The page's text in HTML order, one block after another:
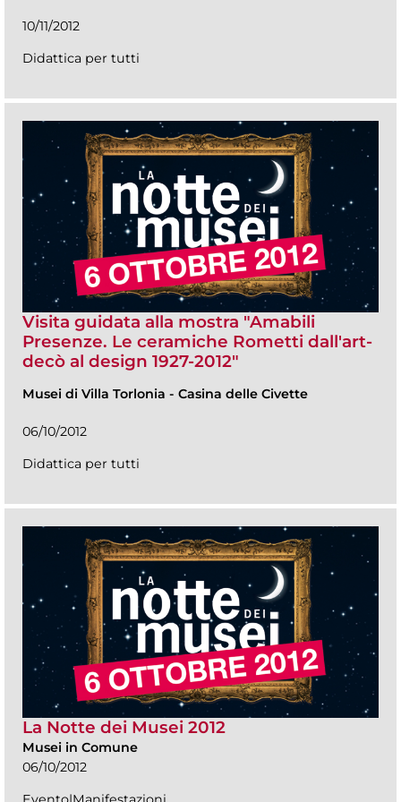
10/11/2012
Didattica per tutti
Visita guidata alla mostra "Amabili
Presenze. Le ceramiche Rometti dall'art-
decò al design 1927-2012"
Musei di Villa Torlonia - Casina delle Civette
06/10/2012
Didattica per tutti
La Notte dei Musei 2012
Musei in Comune
06/10/2012